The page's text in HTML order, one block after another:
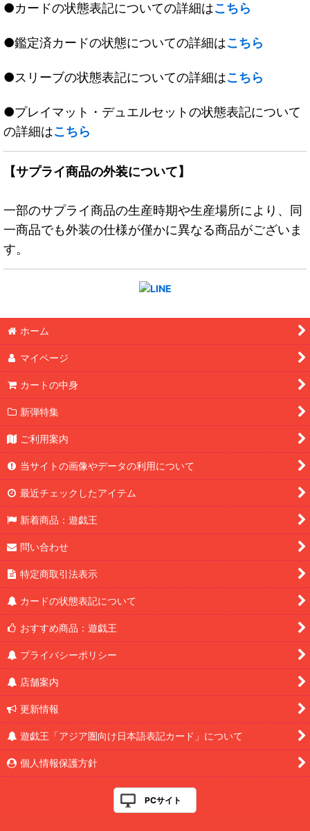
●カードの状態表記についての詳細はこちら
●鑑定済カードの状態についての詳細はこちら
●スリーブの状態表記についての詳細はこちら
●プレイマット・デュエルセットの状態表記について
の詳細はこちら
【サプライ商品の外装について】
一部のサプライ商品の生産時期や生産場所により、同
一商品でも外装の仕様が僅かに異なる商品がございま
す。
ホーム
マイページ
カートの中身
新弾特集
ご利用案内
当サイトの画像やデータの利用について
最近チェックしたアイテム
新着商品：遊戯王
問い合わせ
特定商取引法表示
カードの状態表記について
おすすめ商品：遊戯王
プライバシーポリシー
店舗案内
更新情報
遊戯王「アジア圏向け日本語表記カード」について
個人情報保護方針
PCサイト